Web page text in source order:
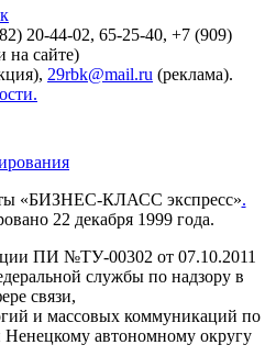
20-44-02, 65-25-40, +7 (909)
на сайте)
29rbk@mail.ru (реклама).
«БИЗНЕС-КЛАСС экспресс».
22 декабря 1999 года.
ПИ №ТУ-00302 от 07.10.2011
службы по надзору в
связи,
и массовых коммуникаций по
Ненецкому автономному округу